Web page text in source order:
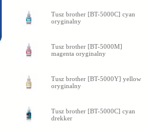
Tusz brother [BT-5000C] cyan
oryginalny
Tusz brother [BT-5000M]
magenta oryginalny
Tusz brother [BT-5000Y] yellow
oryginalny
Tusz brother [BT-5000C] cyan
drekker